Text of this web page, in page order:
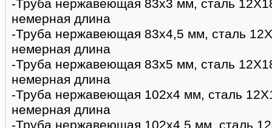
-Труба нержавеющая 83х3 мм, сталь
немерная длина
-Труба нержавеющая 83х4,5 мм, сталь
немерная длина
-Труба нержавеющая 83х5 мм, сталь
немерная длина
-Труба нержавеющая 102х4 мм, сталь
немерная длина